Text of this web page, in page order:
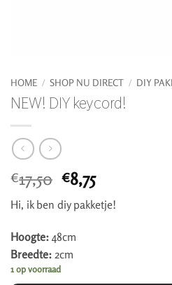
HOME / SHOP NU DIRECT / DIY
NEW! DIY keycord!
€17,50 Oorspronkelijke
prijs
was:
€17,50.
€8,75Huidige
prijs
is:
Hi, ik ben diy pakketje!
Hoogte: 48cm
Breedte: 2cm
1 op voorraad